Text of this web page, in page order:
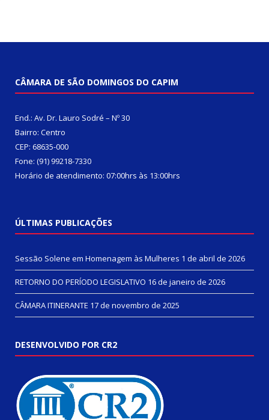
CÂMARA DE SÃO DOMINGOS DO CAPIM
End.: Av. Dr. Lauro Sodré – Nº 30
Bairro: Centro
CEP: 68635-000
Fone: (91) 99218-7330
Horário de atendimento: 07:00hrs às 13:00hrs
ÚLTIMAS PUBLICAÇÕES
Sessão Solene em Homenagem às Mulheres 1 de abril de 2026
RETORNO DO PERÍODO LEGISLATIVO 16 de janeiro de 2026
CÂMARA ITINERANTE 17 de novembro de 2025
DESENVOLVIDO POR CR2